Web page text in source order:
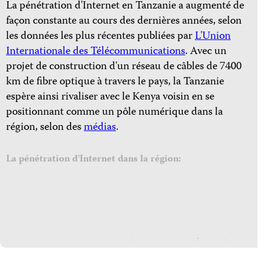
La pénétration d'Internet en Tanzanie a augmenté de
façon constante au cours des dernières années, selon
les données les plus récentes publiées parL'Union
Internationale des Télécommunications. Avec un
projet de construction d'un réseau de câbles de 7400
km de fibre optique à travers le pays, la Tanzanie
espère ainsi rivaliser avec le Kenya voisin en se
positionnant comme un pôle numérique dans la
région, selon desmédias.
La pénétration d'Internet dans la région: